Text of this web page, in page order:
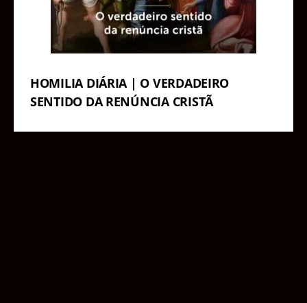
HOMILIA DIÁRIA | O VERDADEIRO
SENTIDO DA RENÚNCIA CRISTÃ